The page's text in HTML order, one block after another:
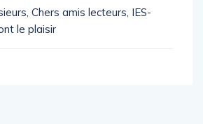
Chers amis lecteurs, IES-
le plaisir